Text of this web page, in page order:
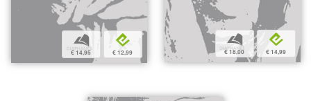
b
€ 14,95
e
€ 12,99
b
€ 18,00
e
€ 14,99